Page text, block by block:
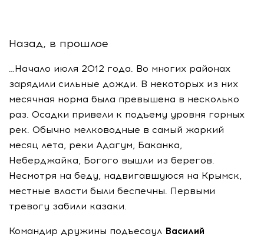
Назад, в прошлое
…Начало июля 2012 года. Во многих районах
зарядили сильные дожди. В некоторых из них
месячная норма была превышена в несколько
раз. Осадки привели к подъему уровня горных
рек. Обычно мелководные в самый жаркий
месяц лета, реки Адагум, Баканка,
Неберджайка, Богого вышли из берегов.
Несмотря на беду, надвигавшуюся на Крымск,
местные власти были беспечны. Первыми
тревогу забили казаки.
Командир дружины подъесаул Василий